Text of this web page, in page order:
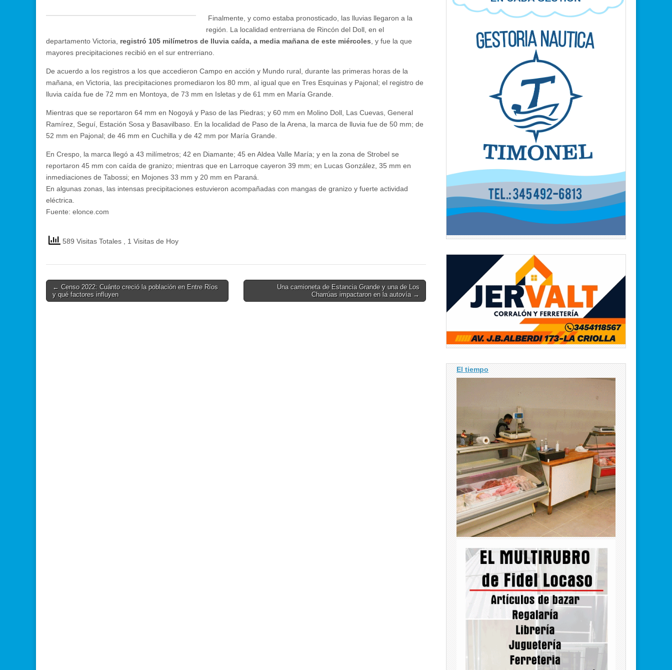
Finalmente, y como estaba pronosticado, las lluvias llegaron a la
región. La localidad entrerriana de Rincón del Doll, en el
departamento Victoria, registró 105 milímetros de lluvia caída, a media mañana de este miércoles , y fue la que
mayores precipitaciones recibió en el sur entrerriano.
De acuerdo a los registros a los que accedieron Campo en acción y Mundo rural, durante las primeras horas de la
mañana, en Victoria, las precipitaciones promediaron los 80 mm, al igual que en Tres Esquinas y Pajonal; el registro de
lluvia caída fue de 72 mm en Montoya, de 73 mm en Isletas y de 61 mm en María Grande.
Mientras que se reportaron 64 mm en Nogoyá y Paso de las Piedras; y 60 mm en Molino Doll, Las Cuevas, General
Ramírez, Seguí, Estación Sosa y Basavilbaso. En la localidad de Paso de la Arena, la marca de lluvia fue de 50 mm; de
52 mm en Pajonal; de 46 mm en Cuchilla y de 42 mm por María Grande.
En Crespo, la marca llegó a 43 milímetros; 42 en Diamante; 45 en Aldea Valle María; y en la zona de Strobel se
reportaron 45 mm con caída de granizo; mientras que en Larroque cayeron 39 mm; en Lucas González, 35 mm en
inmediaciones de Tabossi; en Mojones 33 mm y 20 mm en Paraná.
En algunas zonas, las intensas precipitaciones estuvieron acompañadas con mangas de granizo y fuerte actividad
eléctrica.
Fuente: elonce.com
589 Visitas Totales , 1 Visitas de Hoy
Post
navigation
← Censo 2022: Cuánto creció la población en Entre Ríos
y qué factores influyen
Una camioneta de Estancia Grande y una de Los
Charrúas impactaron en la autovía →
El tiempo